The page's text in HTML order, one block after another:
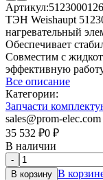
Артикул:
ТЭН Weishaupt
нагревательный
Обеспечивает
Совместим с
эффективную
Все описание
Категории:
Запчасти
sales@prom-elec.com
35 532 ₽0 ₽
В наличии
-
В корзину В